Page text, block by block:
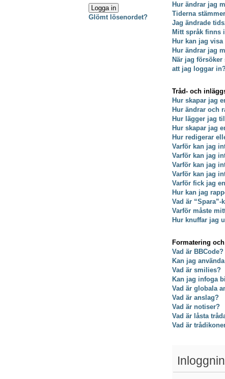
Hur ändrar jag
Tiderna
Jag ändrade
Mitt språk finns
Hur kan jag
Hur ändrar jag
När jag
att jag loggar
Tråd- och
Hur skapar jag
Hur ändrar och
Hur lägger jag
Hur skapar jag
Hur redigerar
Varför kan jag
Varför kan jag
Varför kan jag
Varför kan jag
Varför fick jag
Hur kan jag
Vad är
Varför måste
Hur knuffar jag
Formatering
Vad är BBCode?
Kan jag
Vad är smilies?
Kan jag infoga
Vad är globala
Vad är anslag?
Vad är notiser?
Vad är låsta
Vad är
Glömt lösenordet?